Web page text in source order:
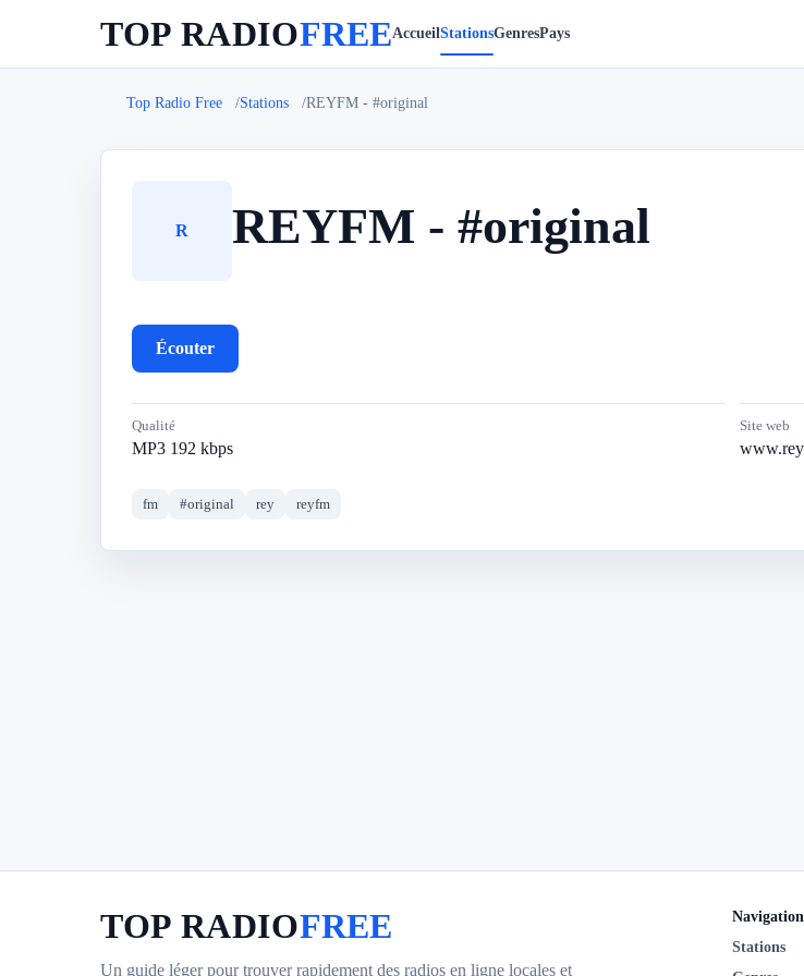
TOP RADIOFREEAccueilStationsGenresPays
Top Radio Free Stations REYFM - #original
R REYFM - #original
Écouter
Qualité
MP3 192 kbps
Site web
fm #original rey reyfm
TOP RADIOFREE
Un guide léger pour trouver rapidement des radios en ligne locales et
Navigation
Stations